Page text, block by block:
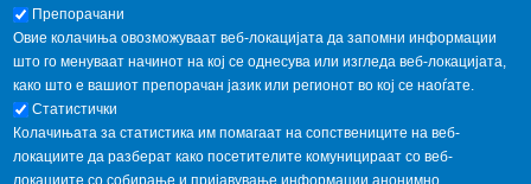
Препорачани
Овие колачиња овозможуваат веб-локацијата да запомни информации
што го менуваат начинот на кој се однесува или изгледа веб-локацијата,
како што е вашиот препорачан јазик или регионот во кој се наоѓате.
Статистички
Колачињата за статистика им помагаат на сопствениците на веб-
локациите да разберат како посетителите комуницираат со веб-
локациите со собирање и пријавување информации анонимно.